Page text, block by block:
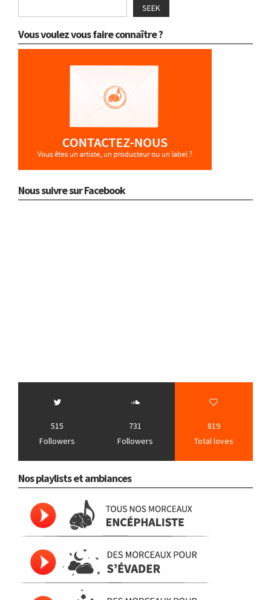
SEEK
Vous voulez vous faire connaître ?
Nous suivre sur Facebook
515
Followers
731
Followers
819
Total loves
Nos playlists et ambiances